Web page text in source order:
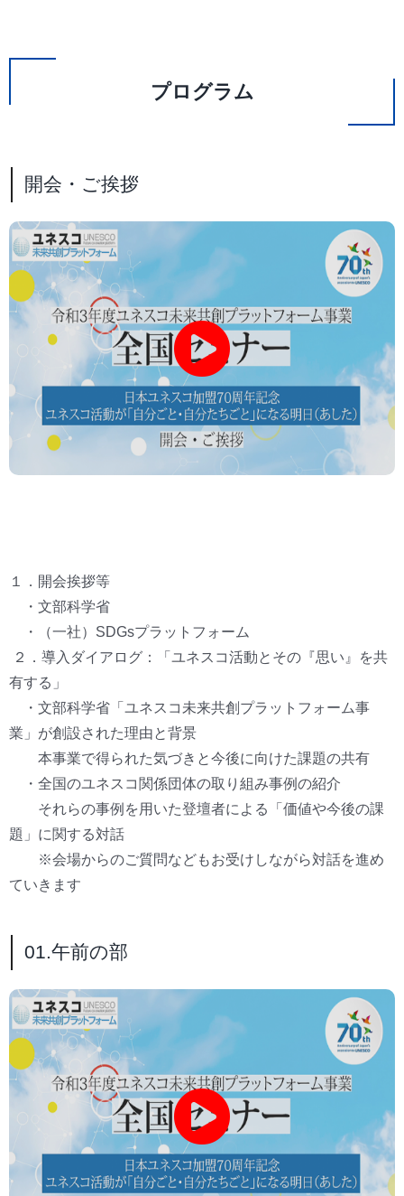
プログラム
開会・ご挨拶
１．開会挨拶等
・文部科学省
・（一社）SDGsプラットフォーム
２．導入ダイアログ：「ユネスコ活動とその『思い』を共
有する」
・文部科学省「ユネスコ未来共創プラットフォーム事
業」が創設された理由と背景
本事業で得られた気づきと今後に向けた課題の共有
・全国のユネスコ関係団体の取り組み事例の紹介
それらの事例を用いた登壇者による「価値や今後の課
題」に関する対話
※会場からのご質問などもお受けしながら対話を進め
ていきます
01.午前の部